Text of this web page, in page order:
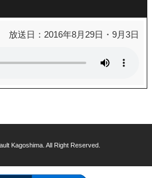
放送日：2016年8月29日・9月3日
Kagoshima. All Right Reserved.